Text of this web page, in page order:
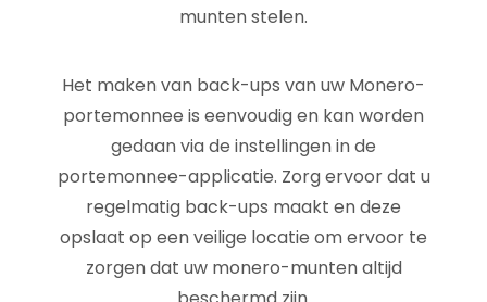
munten stelen.
Het maken van back-ups van uw Monero-
portemonnee is eenvoudig en kan worden
gedaan via de instellingen in de
portemonnee-applicatie. Zorg ervoor dat u
regelmatig back-ups maakt en deze
opslaat op een veilige locatie om ervoor te
zorgen dat uw monero-munten altijd